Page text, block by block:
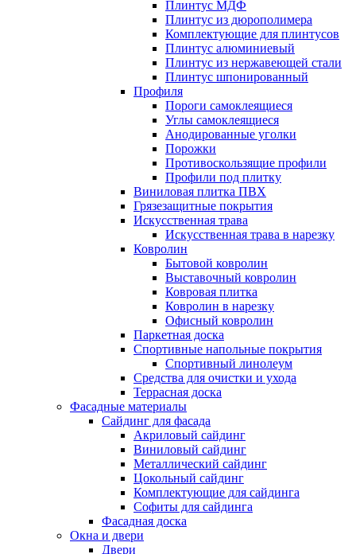
Плинтус МДФ
Плинтус из дюрополимера
Комплектующие для плинтусов
Плинтус алюминиевый
Плинтус из нержавеющей стали
Плинтус шпонированный
Профиля
Пороги самоклеящиеся
Углы самоклеящиеся
Анодированные уголки
Порожки
Противоскользящие профили
Профили под плитку
Виниловая плитка ПВХ
Грязезащитные покрытия
Искусственная трава
Искусственная трава в нарезку
Ковролин
Бытовой ковролин
Выставочный ковролин
Ковровая плитка
Ковролин в нарезку
Офисный ковролин
Паркетная доска
Спортивные напольные покрытия
Спортивный линолеум
Средства для очистки и ухода
Террасная доска
Фасадные материалы
Сайдинг для фасада
Акриловый сайдинг
Виниловый сайдинг
Металлический сайдинг
Цокольный сайдинг
Комплектующие для сайдинга
Софиты для сайдинга
Фасадная доска
Окна и двери
Двери